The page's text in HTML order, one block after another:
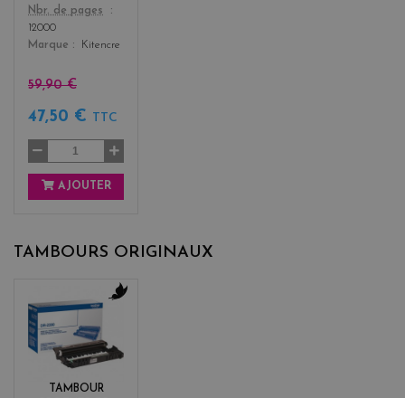
Color
Nbr. de pages
12000
Marque
Kitencre
59,90 €
47,50 € TTC
AJOUTER
TAMBOURS ORIGINAUX
TAMBOUR
a
c